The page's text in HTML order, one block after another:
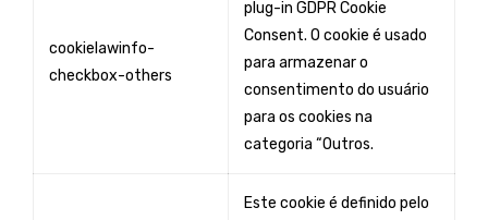
cookielawinfo-
checkbox-others
plug-in GDPR Cookie
Consent. O cookie é usado
para armazenar o
consentimento do usuário
para os cookies na
categoria “Outros.
Este cookie é definido pelo